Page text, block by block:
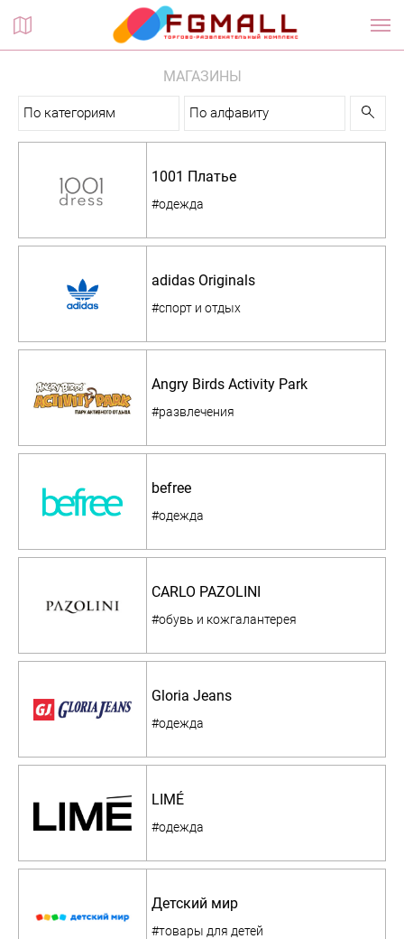
Планы этажей
МАГАЗИНЫ
По категориям По алфавиту
1001 Платье
#одежда
adidas Originals
#спорт и отдых
Angry Birds Activity Park
#развлечения
befree
#одежда
CARLO PAZOLINI
#обувь и кожгалантерея
Gloria Jeans
#одежда
LIMÉ
#одежда
Детский мир
#товары для детей